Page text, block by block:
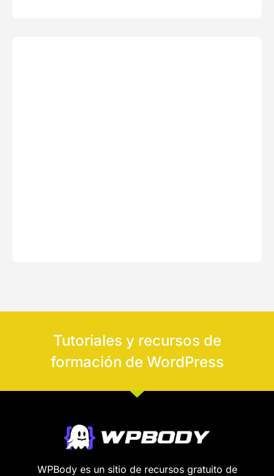
Tutoriales y recursos de
formación de WordPress
WPBody es un sitio de recursos gratuito de